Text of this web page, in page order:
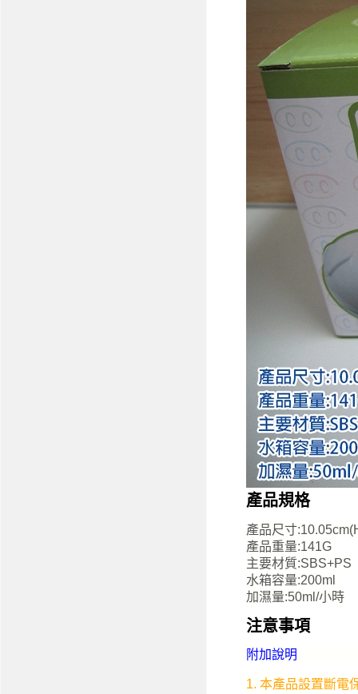
產品規格
產品尺寸
產品重量:141G
主要材質:SBS+PS
水箱容量:200ml
加濕量:50ml/小時
注意事項
附加說明
1. 本產品設置斷電